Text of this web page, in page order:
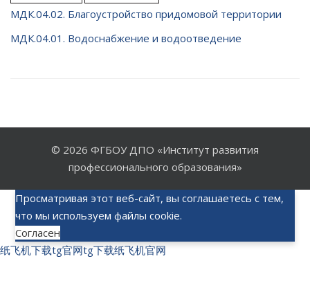
МДК.04.02. Благоустройство придомовой территории
МДК.04.01. Водоснабжение и водоотведение
© 2026 ФГБОУ ДПО «Институт развития
профессионального образования»
Просматривая этот веб-сайт, вы соглашаетесь с тем,
что мы используем файлы cookie.
Согласен
纸飞机下载tg官网tg下载纸飞机官网